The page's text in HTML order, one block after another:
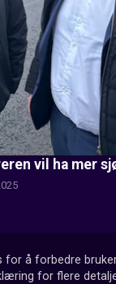
vil ha mer
for å forbedre
for flere